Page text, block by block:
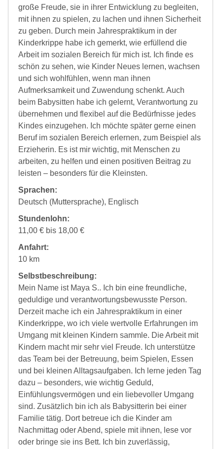
große Freude, sie in ihrer Entwicklung zu begleiten,
mit ihnen zu spielen, zu lachen und ihnen Sicherheit
zu geben. Durch mein Jahrespraktikum in der
Kinderkrippe habe ich gemerkt, wie erfüllend die
Arbeit im sozialen Bereich für mich ist. Ich finde es
schön zu sehen, wie Kinder Neues lernen, wachsen
und sich wohlfühlen, wenn man ihnen
Aufmerksamkeit und Zuwendung schenkt. Auch
beim Babysitten habe ich gelernt, Verantwortung zu
übernehmen und flexibel auf die Bedürfnisse jedes
Kindes einzugehen. Ich möchte später gerne einen
Beruf im sozialen Bereich erlernen, zum Beispiel als
Erzieherin. Es ist mir wichtig, mit Menschen zu
arbeiten, zu helfen und einen positiven Beitrag zu
leisten – besonders für die Kleinsten.
Sprachen:
Deutsch (Muttersprache), Englisch
Stundenlohn:
11,00 € bis 18,00 €
Anfahrt:
10 km
Selbstbeschreibung:
Mein Name ist Maya S.. Ich bin eine freundliche,
geduldige und verantwortungsbewusste Person.
Derzeit mache ich ein Jahrespraktikum in einer
Kinderkrippe, wo ich viele wertvolle Erfahrungen im
Umgang mit kleinen Kindern sammle. Die Arbeit mit
Kindern macht mir sehr viel Freude. Ich unterstütze
das Team bei der Betreuung, beim Spielen, Essen
und bei kleinen Alltagsaufgaben. Ich lerne jeden Tag
dazu – besonders, wie wichtig Geduld,
Einfühlungsvermögen und ein liebevoller Umgang
sind. Zusätzlich bin ich als Babysitterin bei einer
Familie tätig. Dort betreue ich die Kinder am
Nachmittag oder Abend, spiele mit ihnen, lese vor
oder bringe sie ins Bett. Ich bin zuverlässig,